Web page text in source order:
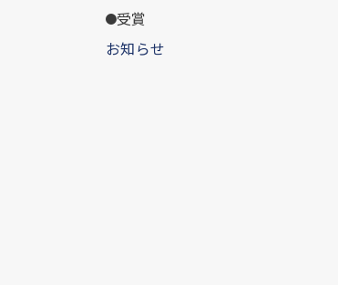
受賞
お知らせ